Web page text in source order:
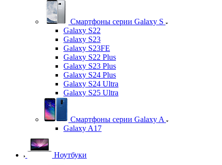
Смартфоны серии Galaxy S
Galaxy S22
Galaxy S23
Galaxy S23FE
Galaxy S22 Plus
Galaxy S23 Plus
Galaxy S24 Plus
Galaxy S24 Ultra
Galaxy S25 Ultra
Смартфоны серии Galaxy A
Galaxy A17
Ноутбуки